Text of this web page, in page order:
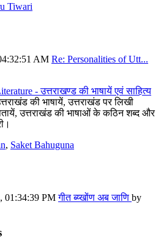
Tiwari
AM Re: Personalities of Utt...
- उत्तराखण्ड की भाषायें एवं साहित्य
की भाषायें, उत्तराखंड पर लिखी
उत्तराखंड की भाषाओं के कठिन शब्द और
, Saket Bahuguna
01:34:39 PMगीत ब्य्खोंण अब जाणि by